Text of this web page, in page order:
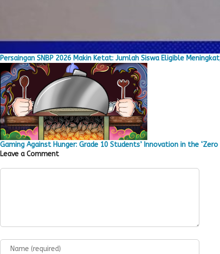
Persaingan SNBP 2026 Makin Ketat: Jumlah Siswa Eligible
Gaming Against Hunger: Grade 10 Students’ Innovation in the ‘Zero
Leave a Comment